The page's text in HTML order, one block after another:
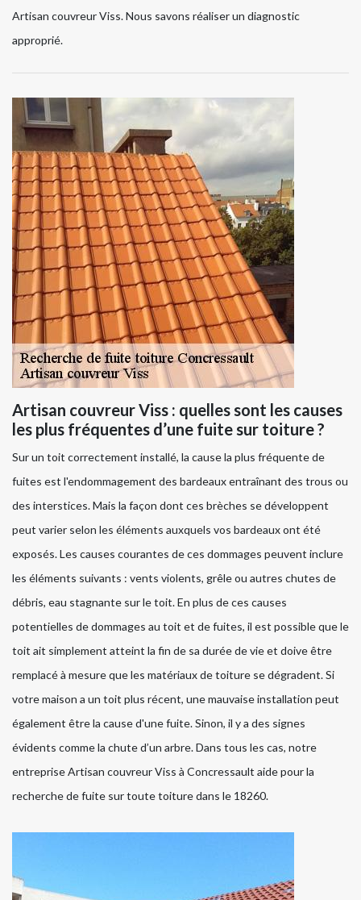
Artisan couvreur Viss. Nous savons réaliser un diagnostic
approprié.
Artisan couvreur Viss : quelles sont les causes
les plus fréquentes d’une fuite sur toiture ?
Sur un toit correctement installé, la cause la plus fréquente de
fuites est l'endommagement des bardeaux entraînant des trous ou
des interstices. Mais la façon dont ces brèches se développent
peut varier selon les éléments auxquels vos bardeaux ont été
exposés. Les causes courantes de ces dommages peuvent inclure
les éléments suivants : vents violents, grêle ou autres chutes de
débris, eau stagnante sur le toit. En plus de ces causes
potentielles de dommages au toit et de fuites, il est possible que le
toit ait simplement atteint la fin de sa durée de vie et doive être
remplacé à mesure que les matériaux de toiture se dégradent. Si
votre maison a un toit plus récent, une mauvaise installation peut
également être la cause d'une fuite. Sinon, il y a des signes
évidents comme la chute d’un arbre. Dans tous les cas, notre
entreprise Artisan couvreur Viss à Concressault aide pour la
recherche de fuite sur toute toiture dans le 18260.